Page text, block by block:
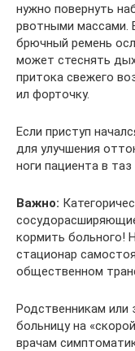
нужно повернуть
рвотными массами.
брючный ремень
может стеснять
притока свежего
ил форточку.
Если приступ
для улучшения
ноги пациента в таз
Важно:
кормить больного!
стационар
общественном
Родственникам или
больницу на
врачам